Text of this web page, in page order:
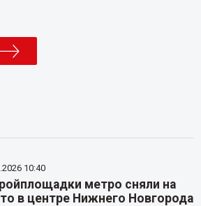
10:40
метро сняли на
в центре Нижнего Новгорода